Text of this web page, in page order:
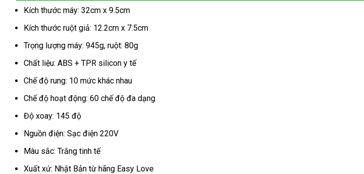
Kích thước máy: 32cm x 9.5cm
Kích thước ruột giả: 12.2cm x 7.5cm
Trọng lượng máy: 945g, ruột: 80g
Chất liệu: ABS + TPR silicon y tế
Chế độ rung: 10 mức khác nhau
Chế độ hoạt động: 60 chế độ đa dạng
Độ xoay: 145 độ
Nguồn điện: Sạc điện 220V
Màu sắc: Trắng tinh tế
Xuất xứ: Nhật Bản từ hãng Easy Love